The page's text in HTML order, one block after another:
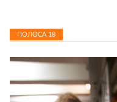
ПОЛОСА 18